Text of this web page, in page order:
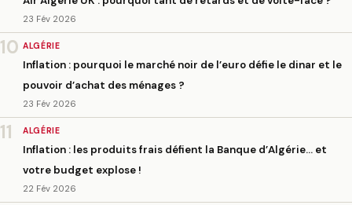
23 Fév 2026
10 ALGÉRIE
Inflation : pourquoi le marché noir de l’euro défie le dinar et le
pouvoir d’achat des ménages ?
23 Fév 2026
11 ALGÉRIE
Inflation : les produits frais défient la Banque d’Algérie… et
votre budget explose !
22 Fév 2026